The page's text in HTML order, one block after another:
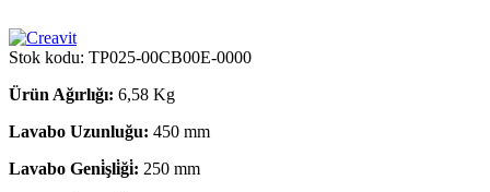
Stok kodu: TP025-00CB00E-0000
Ürün Ağırlığı: 6,58 Kg
Lavabo Uzunluğu: 450 mm
Lavabo Geni̇şli̇ği̇: 250 mm